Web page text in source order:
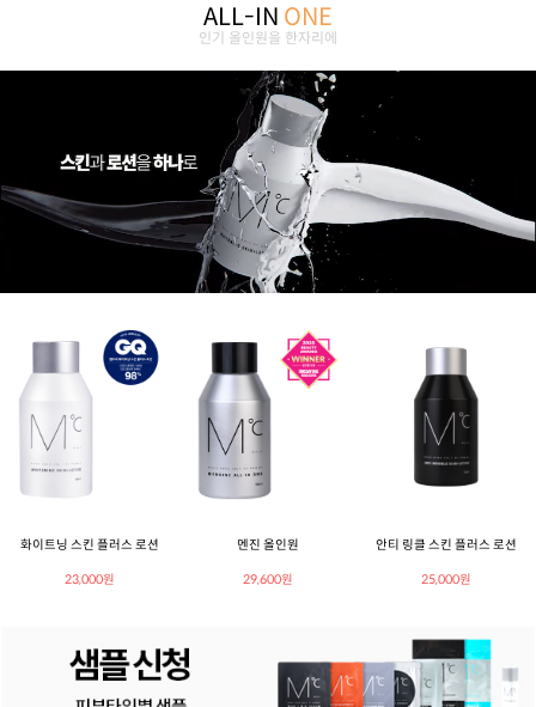
ALL-IN ONE
인기 올인원을 한자리에
화이트닝 스킨 플러스 로션
23,000원
멘진 올인원
29,600원
안티 링클 스킨 플러스 로션
25,000원